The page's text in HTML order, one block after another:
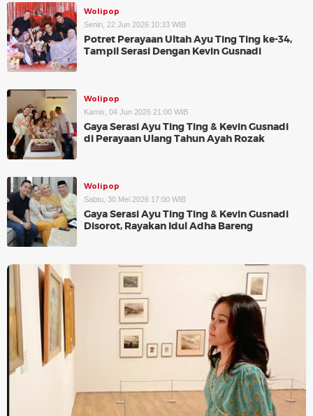
Wolipop
Senin, 22 Jun 2026 10:33 WIB
Potret Perayaan Ultah Ayu Ting Ting ke-34,
Tampil Serasi Dengan Kevin Gusnadi
Wolipop
Kamis, 04 Jun 2026 21:00 WIB
Gaya Serasi Ayu Ting Ting & Kevin Gusnadi
di Perayaan Ulang Tahun Ayah Rozak
Wolipop
Sabtu, 30 Mei 2026 17:00 WIB
Gaya Serasi Ayu Ting Ting & Kevin Gusnadi
Disorot, Rayakan Idul Adha Bareng